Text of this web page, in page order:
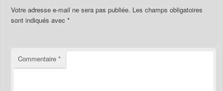
Votre adresse e-mail ne sera pas publiée. Les champs obligatoires
sont indiqués avec*
Commentaire*